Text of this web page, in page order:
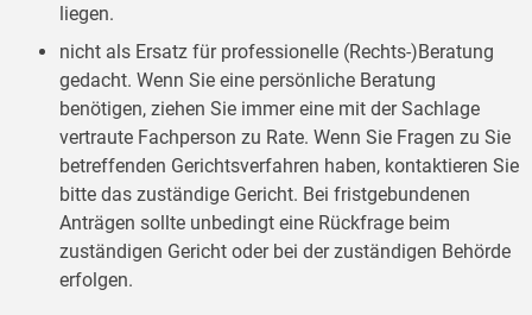
liegen.
nicht als Ersatz für professionelle (Rechts-)Beratung
gedacht. Wenn Sie eine persönliche Beratung
benötigen, ziehen Sie immer eine mit der Sachlage
vertraute Fachperson zu Rate. Wenn Sie Fragen zu Sie
betreffenden Gerichtsverfahren haben, kontaktieren Sie
bitte das zuständige Gericht. Bei fristgebundenen
Anträgen sollte unbedingt eine Rückfrage beim
zuständigen Gericht oder bei der zuständigen Behörde
erfolgen.